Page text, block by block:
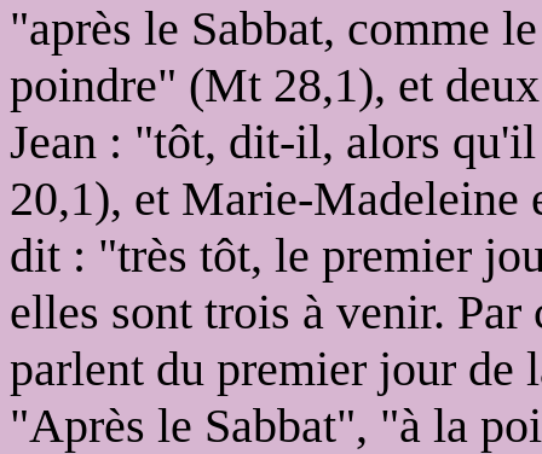
"après le Sabbat, comme
poindre" (Mt 28,1), et
Jean : "tôt, dit-il, alors
20,1), et Marie-Madeleine
dit : "très tôt, le premier
elles sont trois à venir. Par
parlent du premier jour de
"Après le Sabbat", "à la